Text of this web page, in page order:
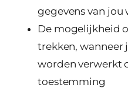
gegevens van
De mogelijkheid
trekken, wanneer
worden verwerkt
toestemming